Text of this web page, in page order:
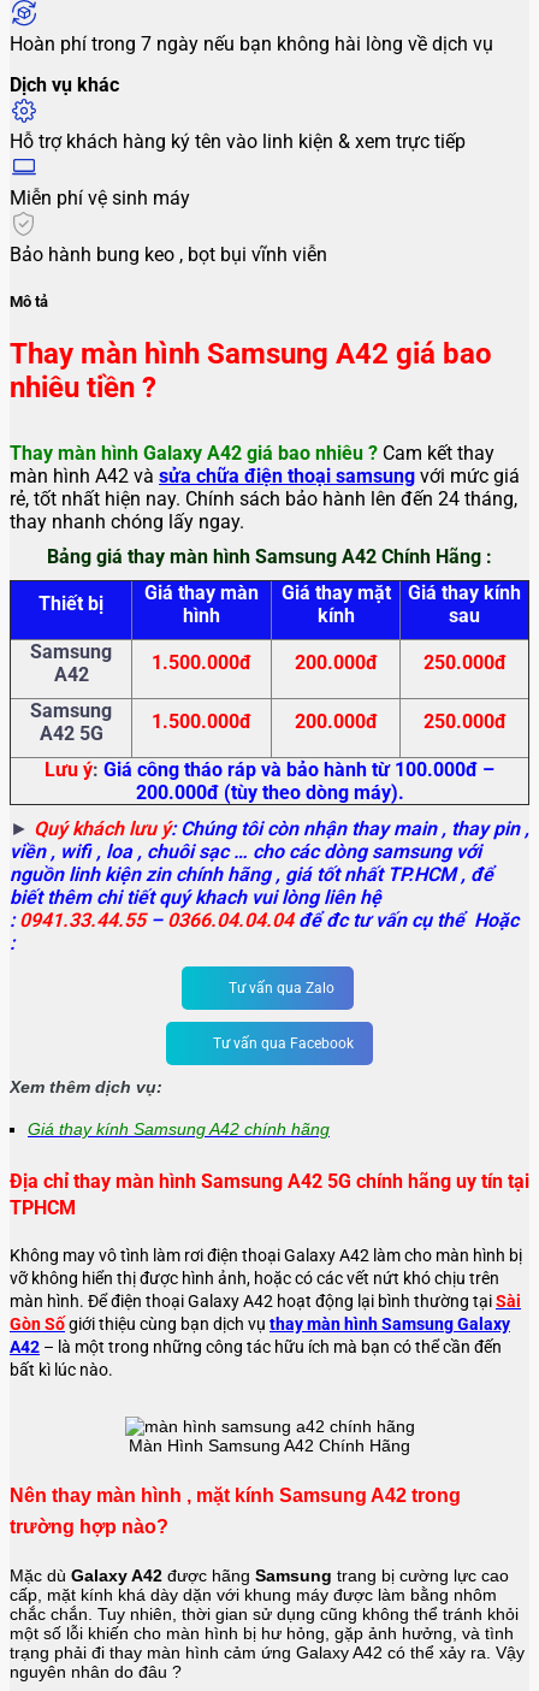
Hoàn phí trong 7 ngày nếu bạn không hài lòng về dịch vụ
Dịch vụ khác
Hỗ trợ khách hàng ký tên vào linh kiện & xem trực tiếp
Miễn phí vệ sinh máy
Bảo hành bung keo , bọt bụi vĩnh viễn
Mô tả
Thay màn hình Samsung A42 giá bao
nhiêu tiền ?
Thay màn hình Galaxy A42 giá bao nhiêu ? Cam kết thay
màn hình A42 và sửa chữa điện thoại samsung với mức giá
rẻ, tốt nhất hiện nay. Chính sách bảo hành lên đến 24 tháng,
thay nhanh chóng lấy ngay.
Bảng giá thay màn hình Samsung A42 Chính Hãng :
Thiết bị
Giá thay màn
hình
Giá thay mặt
kính
Giá thay kính
sau
Samsung
A42
1.500.000đ 200.000đ 250.000đ
Samsung
A42 5G
1.500.000đ 200.000đ 250.000đ
Lưu ý: Giá công tháo ráp và bảo hành từ 100.000đ –
200.000đ (tùy theo dòng máy).
► Quý khách lưu ý: Chúng tôi còn nhận thay main, thay pin ,
viền , wifi , loa , chuôi sạc … cho các dòng samsung với
nguồn linh kiện zin chính hãng , giá tốt nhất TP.HCM , để
biết thêm chi tiết quý khach vui lòng liên hệ
:0941.33.44.55– 0366.04.04.04để đc tư vấn cụ thể Hoặc
:
Tư vấn qua Zalo
Tư vấn qua Facebook
Xem thêm dịch vụ:
Giá thay kính Samsung A42 chính hãng
Địa chỉ thay màn hình Samsung A42 5G chính hãng uy tín tại
TPHCM
Không may vô tình làm rơi điện thoại Galaxy A42 làm cho màn hình bị
vỡ không hiển thị được hình ảnh, hoặc có các vết nứt khó chịu trên
màn hình. Để điện thoại Galaxy A42 hoạt động lại bình thường tạiSài
Gòn Sốgiới thiệu cùng bạn dịch vụ thay màn hình Samsung Galaxy
A42 – là một trong những công tác hữu ích mà bạn có thể cần đến
bất kì lúc nào.
Màn Hình Samsung A42 Chính Hãng
Nên thay màn hình , mặt kính Samsung A42 trong
trường hợp nào?
Mặc dù Galaxy A42 được hãng Samsung trang bị cường lực cao
cấp, mặt kính khá dày dặn với khung máy được làm bằng nhôm
chắc chắn. Tuy nhiên, thời gian sử dụng cũng không thể tránh khỏi
một số lỗi khiến cho màn hình bị hư hỏng, gặp ảnh hưởng, và tình
trạng phải đi thay màn hình cảm ứng Galaxy A42 có thể xảy ra. Vậy
nguyên nhân do đâu ?